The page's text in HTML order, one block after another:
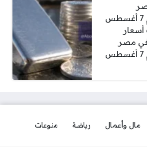
والسعودية اليوم 7 أغسطس
أسعار
في مصر
والسعودية اليوم 7 أغسطس
مال وأعمال رياضة منوعات